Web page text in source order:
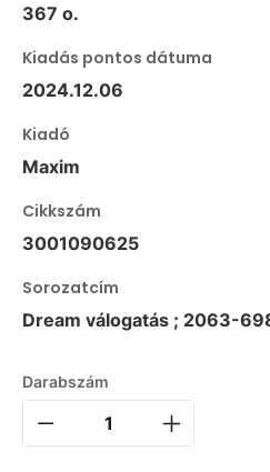
367 o.
Kiadás pontos dátuma
2024.12.06
Kiadó
Maxim
Cikkszám
3001090625
Sorozatcím
Dream válogatás ; 2063-
Darabszám